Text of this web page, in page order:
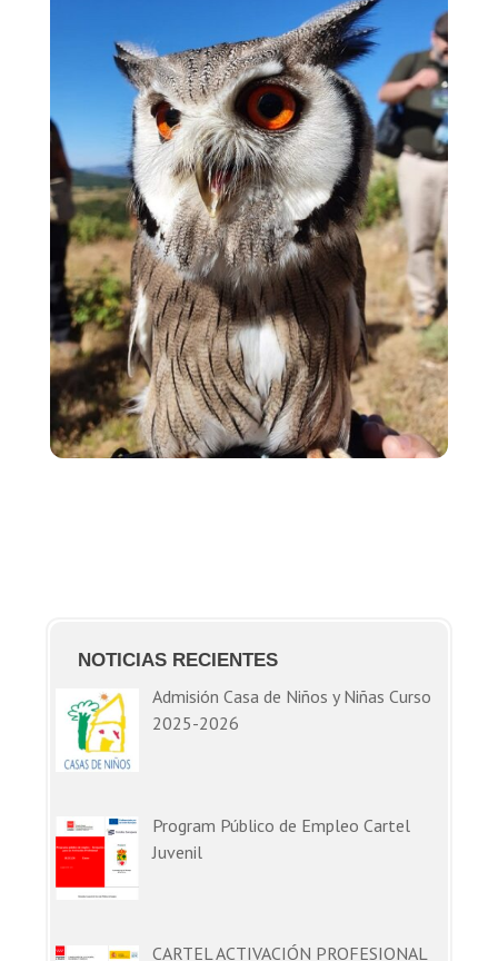
NOTICIAS RECIENTES
Admisión Casa de Niños y Niñas Curso
2025-2026
Program Público de Empleo Cartel
Juvenil
CARTEL ACTIVACIÓN PROFESIONAL